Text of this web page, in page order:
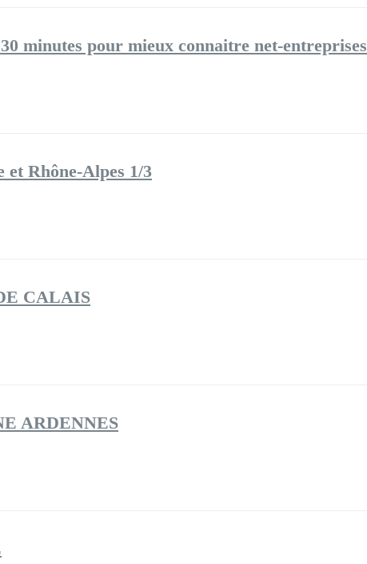
minutes pour mieux connaitre net-entreprises
et Rhône-Alpes 1/3
CALAIS
ARDENNES